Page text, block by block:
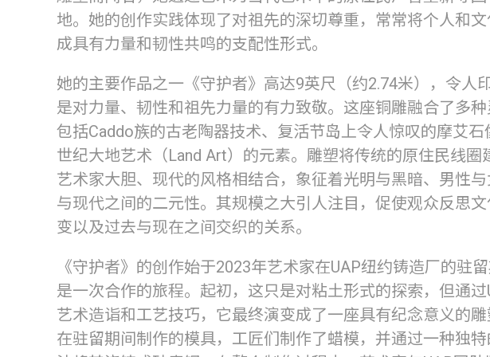
地。她的创作实践体现了对祖先的深切尊重，常常将个人和
成具有力量和韧性共鸣的支配性形式。
她的主要作品之一《守护者》高达9英尺（约2.74米），令人
是对力量、韧性和祖先力量的有力致敬。这座铜雕融合了多
包括Caddo族的古老陶器技术、复活节岛上令人惊叹的摩艾石
世纪大地艺术（Land Art）的元素。雕塑将传统的原住民线圈
艺术家大胆、现代的风格相结合，象征着光明与黑暗、男性
与现代之间的二元性。其规模之大引人注目，促使观众反思
变以及过去与现在之间交织的关系。
《守护者》的创作始于2023年艺术家在UAP纽约铸造厂的驻
是一次合作的旅程。起初，这只是对粘土形式的探索，但通过
艺术造诣和工艺技巧，它最终演变成了一座具有纪念意义的
在驻留期间制作的模具，工匠们制作了蜡模，并通过一种独